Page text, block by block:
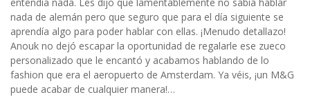
entendía nada. Les dijo que lamentablemente no sabía hablar
nada de alemán pero que seguro que para el día siguiente se
aprendía algo para poder hablar con ellas. ¡Menudo detallazo!
Anouk no dejó escapar la oportunidad de regalarle ese zueco
personalizado que le encantó y acabamos hablando de lo
fashion que era el aeropuerto de Amsterdam. Ya véis, ¡un M&G
puede acabar de cualquier manera!…